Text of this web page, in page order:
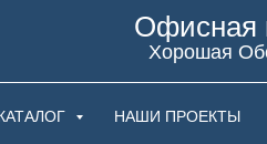
Офисная
Хорошая
НАШИ ПРОЕКТЫ